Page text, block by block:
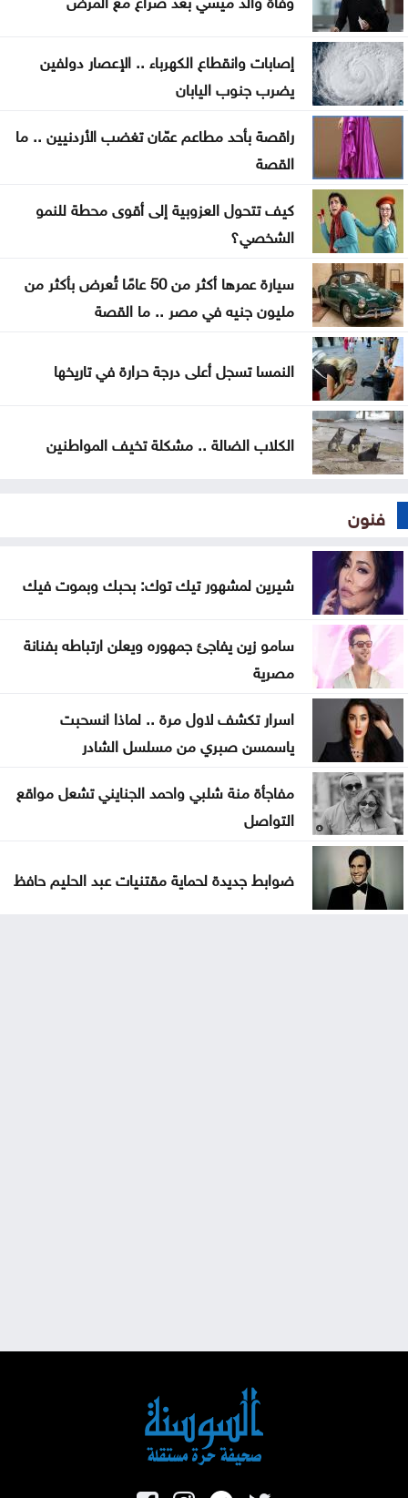
رحلة في ذاكرة الوطن .. موظفو اليرموك يثمّنون جهود
نادي العاملين
دولة صغيرة .. بس قَدّ حالنا وأكبر من الخارطة !
كلّيّة الحقوق في الجامعة الأردنيّة تُواصل صناعة
الكفاءات القانونيّة بتخريج 265 طالبًا وطالبةً
كلّيّة الهندسة في الجامعة الأردنيّة تودّع 808 من خرّيجيها
ضمن فوج الهواشم
العيسوي يرعى احتفال أهالي الرمثا بالأعياد والمناسبات
الوطنية
إصابات وانقطاع الكهرباء .. الإعصار دولفين
يضرب جنوب اليابان
راقصة بأحد مطاعم عمّان تغضب الأردنيين .. ما
القصة
كيف تتحول العزوبية إلى أقوى محطة للنمو
الشخصي؟
سيارة عمرها أكثر من 50 عامًا تُعرض بأكثر من
مليون جنيه في مصر .. ما القصة
النمسا تسجل أعلى درجة حرارة في تاريخها
الكلاب الضالة .. مشكلة تخيف المواطنين
فنون
شيرين لمشهور تيك توك: بحبك وبموت فيك
سامو زين يفاجئ جمهوره ويعلن ارتباطه بفنانة
مصرية
اسرار تكشف لاول مرة .. لماذا انسحبت
ياسمسن صبري من مسلسل الشادر
مفاجأة منة شلبي واحمد الجنايني تشعل مواقع
التواصل
ضوابط جديدة لحماية مقتنيات عبد الحليم حافظ